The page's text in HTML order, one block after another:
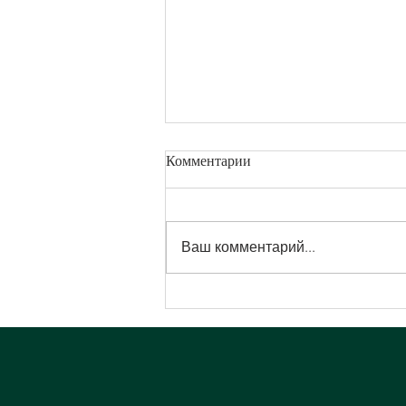
Комментарии
Ваш комментарий...